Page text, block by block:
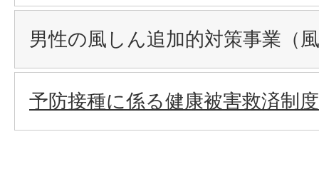
男性の風しん追加的対策事業（
予防接種に係る健康被害救済制度